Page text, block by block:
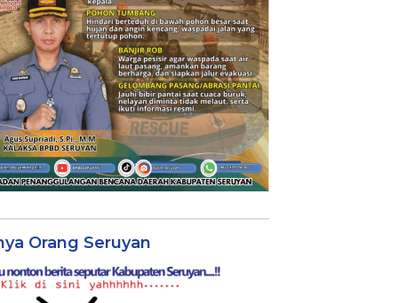
Orang Seruyan